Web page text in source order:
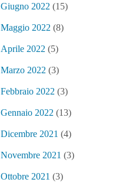
Giugno 2022 (15)
Maggio 2022 (8)
Aprile 2022 (5)
Marzo 2022 (3)
Febbraio 2022 (3)
Gennaio 2022 (13)
Dicembre 2021 (4)
Novembre 2021 (3)
Ottobre 2021 (3)